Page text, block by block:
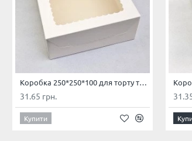
Коробка 250*250*100 для торту та чізкейку Біла
31.65 грн.
Купити